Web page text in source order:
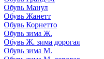
Обувь Манул
Обувь Жанетт
Обувь Корнетто
Обувь зима Ж.
Обувь Ж. зима дорогая
Обувь зима М.